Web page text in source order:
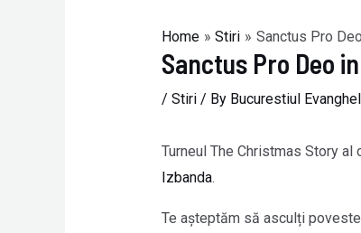
Home Stiri Sanctus Pro
Sanctus Pro Deo
/ Stiri/ By Bucurestiul
Turneul The Christmas Story
Izbanda.
Te așteptăm să asculți